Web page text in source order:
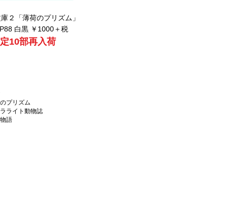
２「薄荷のプリズム」
白黒 ￥1000＋税
10部再入荷
のプリズム
ラライト動物誌
語